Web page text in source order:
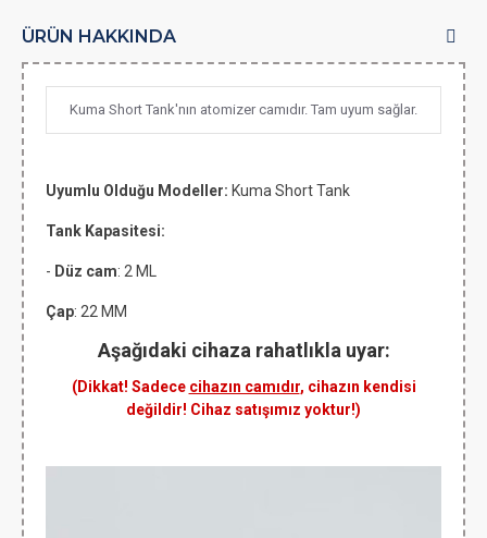
ÜRÜN HAKKINDA
Kuma Short Tank'nın atomizer camıdır. Tam uyum sağlar.
Uyumlu Olduğu Modeller: Kuma Short Tank
Tank Kapasitesi:
- Düz cam: 2 ML
Çap: 22 MM
Aşağıdaki cihaza rahatlıkla uyar:
(Dikkat! Sadece cihazın camıdır, cihazın kendisi
değildir! Cihaz satışımız yoktur!)